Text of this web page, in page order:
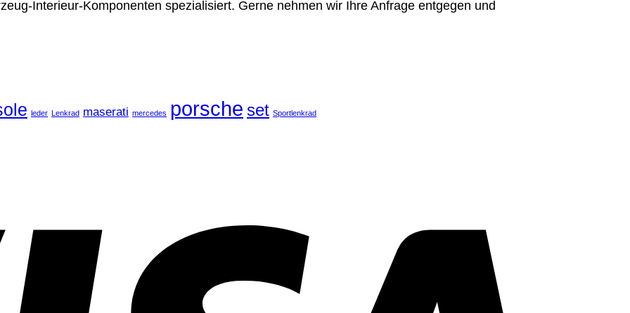
Interieur-Komponenten spezialisiert. Gerne nehmen wir Ihre Anfrage entgegen und
leder Lenkrad maserati mercedes porsche set Sportlenkrad